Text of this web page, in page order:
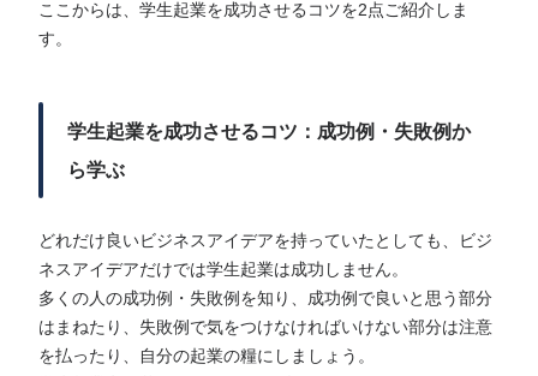
ここからは、学生起業を成功させるコツを2点ご紹介しま
す。
学生起業を成功させるコツ：成功例・失敗例か
ら学ぶ
どれだけ良いビジネスアイデアを持っていたとしても、ビジ
ネスアイデアだけでは学生起業は成功しません。
多くの人の成功例・失敗例を知り、成功例で良いと思う部分
はまねたり、失敗例で気をつけなければいけない部分は注意
を払ったり、自分の起業の糧にしましょう。